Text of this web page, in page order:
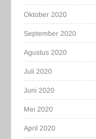
Oktober 2020
September 2020
Agustus 2020
Juli 2020
Juni 2020
Mei 2020
April 2020